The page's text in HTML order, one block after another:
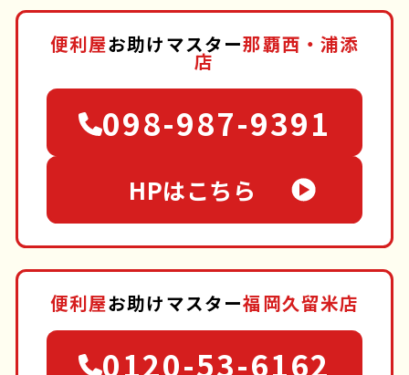
便利屋お助けマスター那覇西・浦添
店
098-987-9391
HPはこちら
便利屋お助けマスター福岡久留米店
0120-53-6162